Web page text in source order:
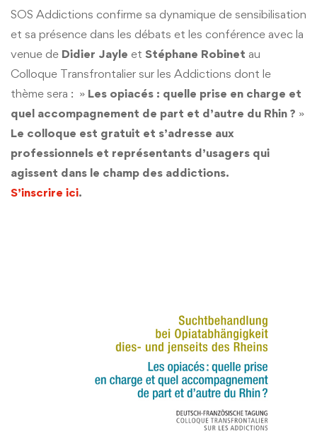
SOS Addictions confirme sa dynamique de sensibilisation
et sa présence dans les débats et les conférence avec la
venue de Didier Jayle et Stéphane Robinet au
Colloque Transfrontalier sur les Addictions dont le
thème sera : » Les opiacés : quelle prise en charge et
quel accompagnement de part et d’autre du Rhin ? »
Le colloque est gratuit et s’adresse aux
professionnels et représentants d’usagers qui
agissent dans le champ des addictions.
S’inscrire ici.